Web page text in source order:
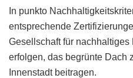
In punkto
entsprechende
Gesellschaft für
erfolgen, das begrünte Dach
Innenstadt beitragen.